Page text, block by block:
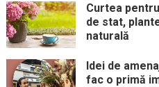
Curtea
de stat,
naturală
Idei de
fac o primă